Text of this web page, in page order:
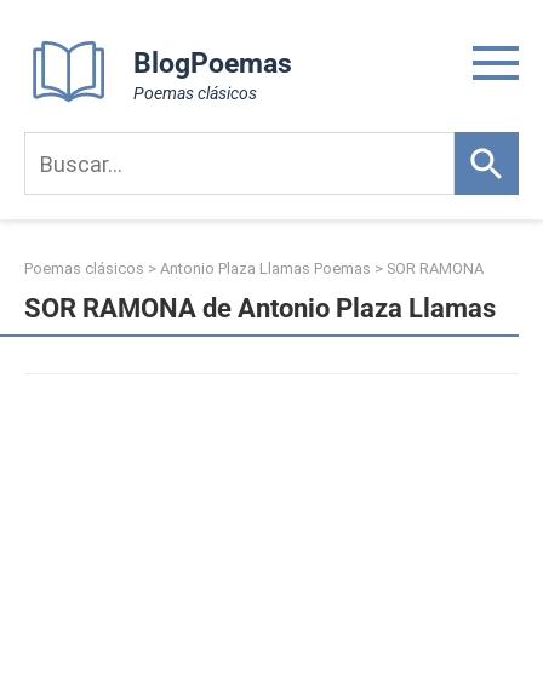
content
BlogPoemas
Poemas clásicos
Poemas clásicos > Antonio Plaza Llamas Poemas > SOR RAMONA
SOR RAMONA de Antonio Plaza Llamas